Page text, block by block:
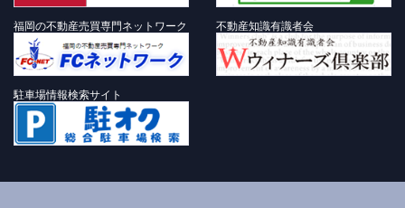
福岡の不動産売買専門ネットワーク 不動産知識有識者会
駐車場情報検索サイト